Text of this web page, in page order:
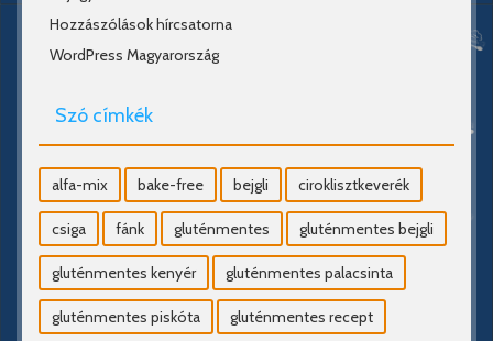
Hozzászólások hírcsatorna
WordPress Magyarország
Szó címkék
alfa-mix bake-free bejgli ciroklisztkeverék
csiga fánk gluténmentes gluténmentes bejgli
gluténmentes kenyér gluténmentes palacsinta
gluténmentes piskóta gluténmentes recept